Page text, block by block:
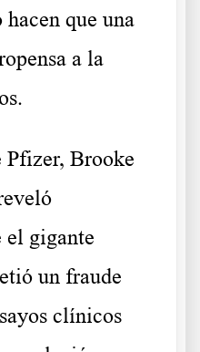
que una
a la
Pfizer, Brooke
el gigante
un fraude
clínicos